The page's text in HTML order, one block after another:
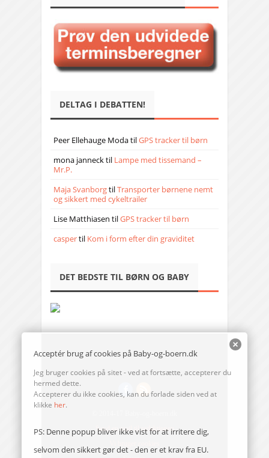
DELTAG I DEBATTEN!
Peer Ellehauge ModatilGPS tracker til børn
mona jannecktil Lampe med tissemand –
Mr.P.
Maja SvanborgtilTransporter børnene nemt
og sikkert med cykeltrailer
Lise Matthiasen tilGPS tracker til børn
caspertil Kom i form efter din graviditet
DET BEDSTE TIL BØRN OG BABY
Send en mail til redaktionen
Acceptér brug af cookies på Baby-og-boern.dk
Jeg bruger cookies på sitet - ved at fortsætte, accepterer du
hermed dette.
Accepterer du ikke cookies, kan du forlade siden ved at
klikke her.
PS: Denne popup bliver ikke vist for at irritere dig,
selvom den sikkert gør det - den er et krav fra EU.